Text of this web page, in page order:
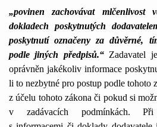
„povinen zachovávat mlčenlivost
dokladech poskytnutých
poskytnutí označeny za důvěrné,
podle jiných předpisů.“Zadavatel
oprávněn jakékoliv informace
li to nezbytné pro postup podle tohoto
z účelu tohoto zákona či pokud si
v zadávacích podmínkách.